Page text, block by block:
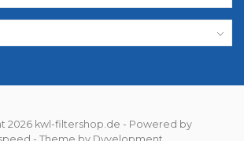
2026 kwl-filtershop.de - Powered by